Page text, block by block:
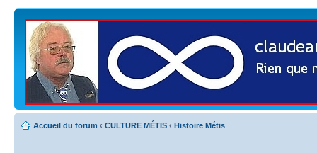
Accueil du forum ‹ CULTURE MÉTIS ‹ Histoire Métis